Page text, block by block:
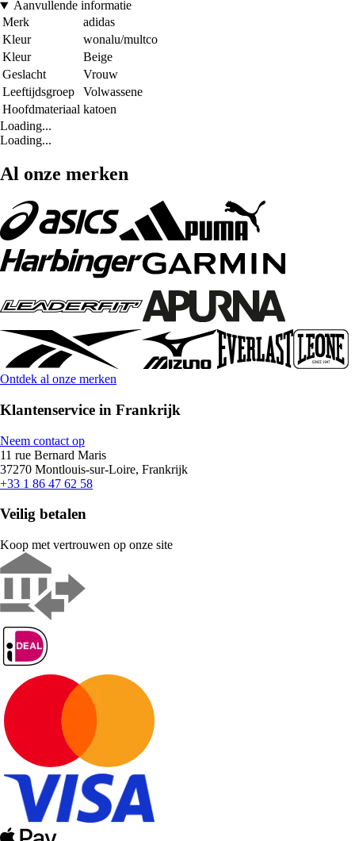
Aanvullende informatie
Merk
adidas
Kleur
wonalu/multco
Kleur
Beige
Geslacht
Vrouw
Leeftijdsgroep
Volwassene
Hoofdmateriaal katoen
Loading...
Loading...
Al onze merken
Ontdek al onze merken
Klantenservice in Frankrijk
Neem contact op
11 rue Bernard Maris
37270 Montlouis-sur-Loire, Frankrijk
+33 1 86 47 62 58
Veilig betalen
Koop met vertrouwen op onze site